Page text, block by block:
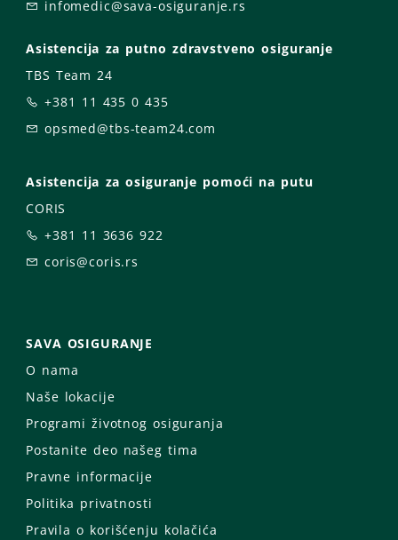
infomedic@sava-osiguranje.rs
Asistencija za putno zdravstveno osiguranje
TBS Team 24
+381 11 435 0 435
opsmed@tbs-team24.com
Asistencija za osiguranje pomoći na putu
CORIS
+381 11 3636 922
coris@coris.rs
SAVA OSIGURANJE
O nama
Naše lokacije
Programi životnog osiguranja
Postanite deo našeg tima
Pravne informacije
Politika privatnosti
Pravila o korišćenju kolačića